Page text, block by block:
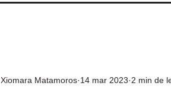
Xiomara Matamoros 14 mar 2023 2 min de